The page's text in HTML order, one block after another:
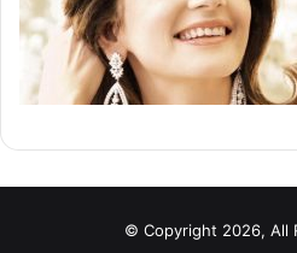
© Copyright 2026, All